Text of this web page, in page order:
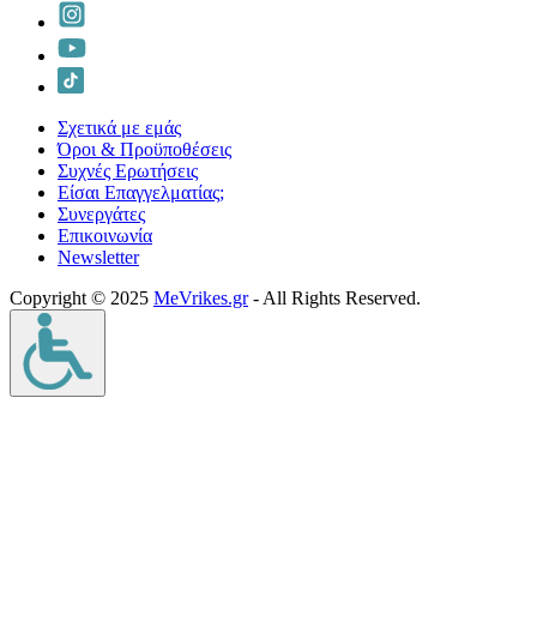
Σχετικά με εμάς
Όροι & Προϋποθέσεις
Συχνές Ερωτήσεις
Είσαι Επαγγελματίας;
Συνεργάτες
Επικοινωνία
Νewsletter
Copyright © 2025 MeVrikes.gr- All Rights Reserved.